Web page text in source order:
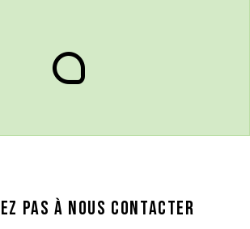
pas à nous contacter